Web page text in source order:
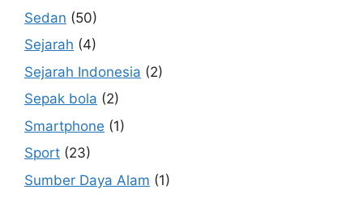
Sedan (50)
Sejarah (4)
Sejarah Indonesia (2)
Sepak bola (2)
Smartphone (1)
Sport (23)
Sumber Daya Alam (1)